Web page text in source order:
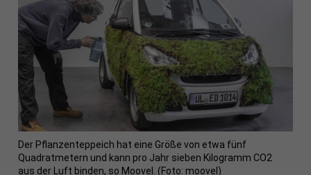
Der Pflanzenteppeich hat eine Größe von etwa fünf
Quadratmetern und kann pro Jahr sieben Kilogramm CO2
aus der Luft binden, so Moovel. (Foto: moovel)